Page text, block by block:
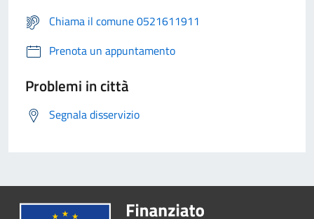
Chiama il comune 0521611911
Prenota un appuntamento
Problemi in città
Segnala disservizio